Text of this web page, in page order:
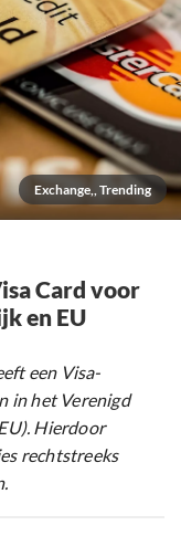
Exchange,, Trending
Card voor
en EU
een Visa-
in het Verenigd
Hierdoor
rechtstreeks